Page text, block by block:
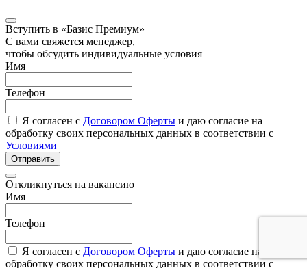
Вступить в «Базис Премиум»
С вами свяжется менеджер,
чтобы обсудить индивидуальные условия
Имя
Телефон
Я согласен с Договором Оферты и даю согласие на
обработку своих персональных данных в соответствии с
Условиями
Отправить
Откликнуться на вакансию
Имя
Телефон
Я согласен с Договором Оферты и даю согласие на
обработку своих персональных данных в соответствии с